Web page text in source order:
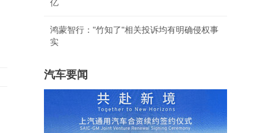
亿
鸿蒙智行："竹知了"相关投诉均有明确侵权事
实
汽车要闻